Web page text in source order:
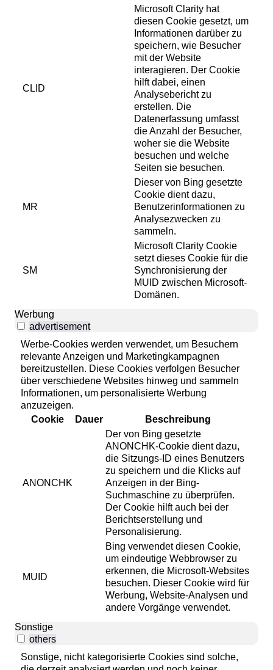
CLID
Microsoft Clarity hat
diesen Cookie gesetzt, um
Informationen darüber zu
speichern, wie Besucher
mit der Website
interagieren. Der Cookie
hilft dabei, einen
Analysebericht zu
erstellen. Die
Datenerfassung umfasst
die Anzahl der Besucher,
woher sie die Website
besuchen und welche
Seiten sie besuchen.
MR
Dieser von Bing gesetzte
Cookie dient dazu,
Benutzerinformationen zu
Analysezwecken zu
sammeln.
SM
Microsoft Clarity Cookie
setzt dieses Cookie für die
Synchronisierung der
MUID zwischen Microsoft-
Domänen.
Werbung
advertisement
Werbe-Cookies werden verwendet, um Besuchern
relevante Anzeigen und Marketingkampagnen
bereitzustellen. Diese Cookies verfolgen Besucher
über verschiedene Websites hinweg und sammeln
Informationen, um personalisierte Werbung
anzuzeigen.
Cookie
Dauer Beschreibung
ANONCHK
Der von Bing gesetzte
ANONCHK-Cookie dient dazu,
die Sitzungs-ID eines Benutzers
zu speichern und die Klicks auf
Anzeigen in der Bing-
Suchmaschine zu überprüfen.
Der Cookie hilft auch bei der
Berichtserstellung und
Personalisierung.
MUID
Bing verwendet diesen Cookie,
um eindeutige Webbrowser zu
erkennen, die Microsoft-Websites
besuchen. Dieser Cookie wird für
Werbung, Website-Analysen und
andere Vorgänge verwendet.
Sonstige
others
Sonstige, nicht kategorisierte Cookies sind solche,